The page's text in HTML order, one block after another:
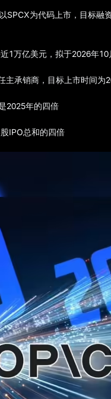
为代码上市，目标融
1万亿美元，拟于2026年10
承销商，目标上市时间为
2025年的四倍
IPO总和的四倍